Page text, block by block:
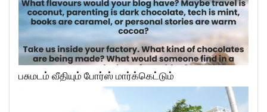
பசுமடம் வீதியும் போர்ஸ் மார்க்கெட்டும்